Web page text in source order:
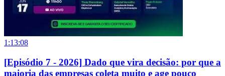
1:13:08
[Episódio 7 - 2026] Dado que vira decisão: por que a
maioria das empresas coleta muito e age pouco